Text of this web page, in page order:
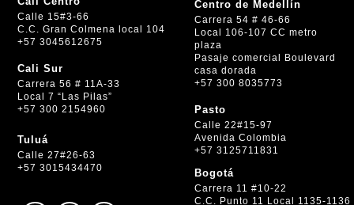
Calle 15#3-66
C.C. Gran Colmena local 104
+57 3045612675
Cali Sur
Carrera 56 # 11A-33
Local 7 “Las Pilas”
+57 300 2154960
Tuluá
Calle 27#26-63
+57 3015434470
Centro de Medellín
Carrera 54 # 46-66
Local 106-107 CC metro
plaza
Pasaje comercial Boulevard
casa dorada
+57 300 8035773
Pasto
Calle 22#15-97
Avenida Colombia
+57 3125711831
Bogotá
Carrera 11 #10-22
C.C. Punto 11 Local 1135-1136